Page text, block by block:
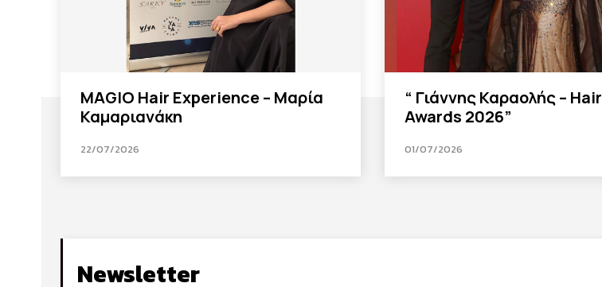
MAGIO Hair Experience – Μαρία
Καμαριανάκη
22/07/2026
“ Γιάννης Καραολής – Hair
Awards 2026”
01/07/2026
Newsletter